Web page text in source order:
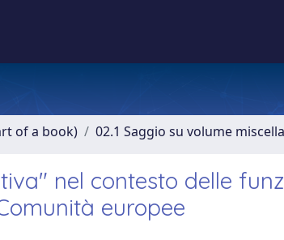
of a book) 02.1 Saggio su volume
nel contesto delle
europee